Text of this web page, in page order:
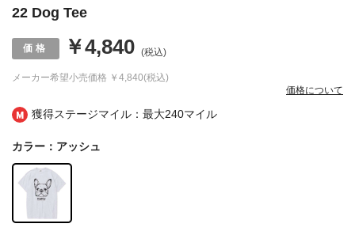
獲得ステージマイル：最大240マイル
22 Dog Tee
メーカー希望小売価格 ￥4,840(税込)
￥4,840 (税込)
価格について
カラー：アッシュ